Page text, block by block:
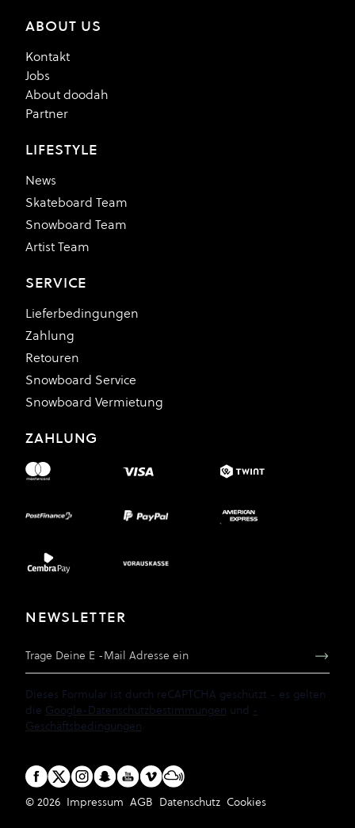
ABOUT US
Kontakt
Jobs
About doodah
Partner
LIFESTYLE
News
Skateboard Team
Snowboard Team
Artist Team
SERVICE
Lieferbedingungen
Zahlung
Retouren
Snowboard Service
Snowboard Vermietung
ZAHLUNG
NEWSLETTER
Dieses Formular ist durch reCAPTCHA geschützt - es gelten
die Google-Datenschutzbestimmungen und -
Geschäftsbedingungen.
© 2026 Impressum AGB Datenschutz Cookies